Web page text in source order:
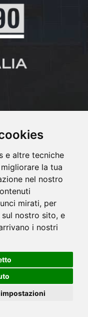
e altre tecniche
la tua
nel nostro
mirati, per
nostro sito, e
i nostri
impostazioni
SRL Tutti i
/